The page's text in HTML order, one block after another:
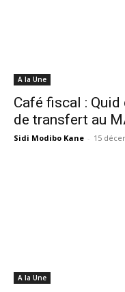
A la Une
Café fiscal :
de transfert au
Sidi Modibo Kane - 15
A la Une